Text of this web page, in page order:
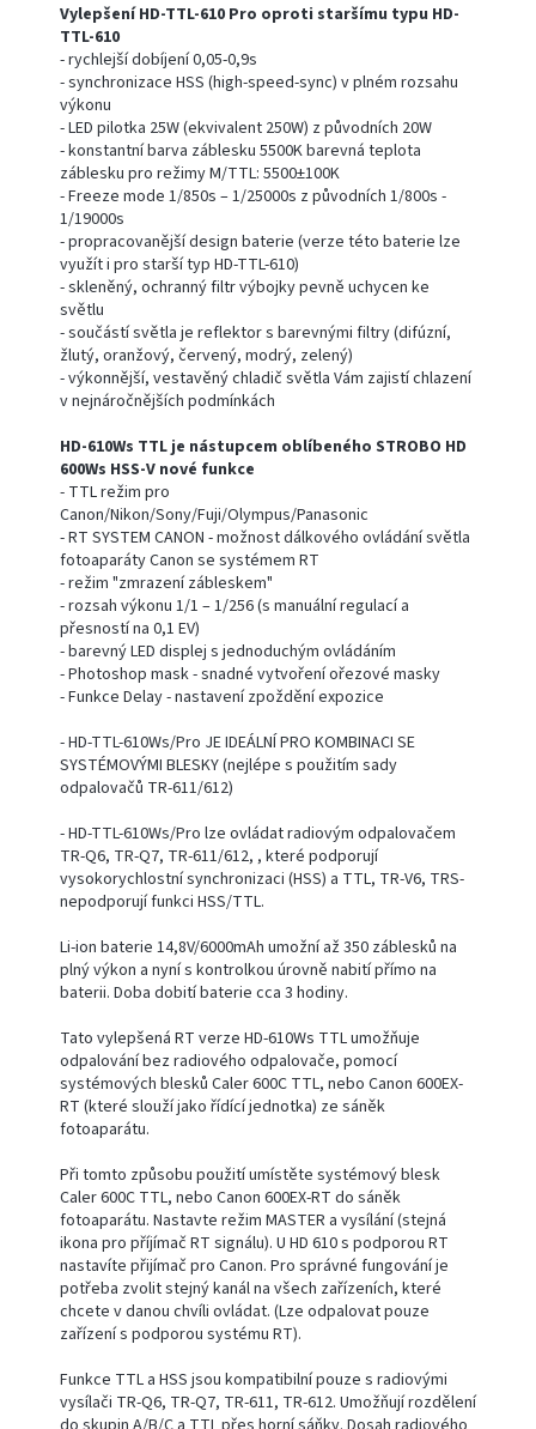
Vylepšení HD-TTL-610 Pro oproti staršímu typu HD-
TTL-610
- rychlejší dobíjení 0,05-0,9s
- synchronizace HSS (high-speed-sync) v plném rozsahu
výkonu
- LED pilotka 25W (ekvivalent 250W) z původních 20W
- konstantní barva záblesku 5500K barevná teplota
záblesku pro režimy M/TTL: 5500±100K
- Freeze mode 1/850s – 1/25000s z původních 1/800s -
1/19000s
- propracovanější design baterie (verze této baterie lze
využít i pro starší typ HD-TTL-610)
- skleněný, ochranný filtr výbojky pevně uchycen ke
světlu
- součástí světla je reflektor s barevnými filtry (difúzní,
žlutý, oranžový, červený, modrý, zelený)
- výkonnější, vestavěný chladič světla Vám zajistí chlazení
v nejnáročnějších podmínkách
HD-610Ws TTL je nástupcem oblíbeného STROBO HD
600Ws HSS-V nové funkce
- TTL režim pro
Canon/Nikon/Sony/Fuji/Olympus/Panasonic
- RT SYSTEM CANON - možnost dálkového ovládání světla
fotoaparáty Canon se systémem RT
- režim "zmrazení zábleskem"
- rozsah výkonu 1/1 – 1/256 (s manuální regulací a
přesností na 0,1 EV)
- barevný LED displej s jednoduchým ovládáním
- Photoshop mask - snadné vytvoření ořezové masky
- Funkce Delay - nastavení zpoždění expozice
- HD-TTL-610Ws/Pro JE IDEÁLNÍ PRO KOMBINACI SE
SYSTÉMOVÝMI BLESKY (nejlépe s použitím sady
odpalovačů TR-611/612)
- HD-TTL-610Ws/Pro lze ovládat radiovým odpalovačem
TR-Q6, TR-Q7, TR-611/612, , které podporují
vysokorychlostní synchronizaci (HSS) a TTL, TR-V6, TRS-
nepodporují funkci HSS/TTL.
Li-ion baterie 14,8V/6000mAh umožní až 350 záblesků na
plný výkon a nyní s kontrolkou úrovně nabití přímo na
baterii. Doba dobití baterie cca 3 hodiny.
Tato vylepšená RT verze HD-610Ws TTL umožňuje
odpalování bez radiového odpalovače, pomocí
systémových blesků Caler 600C TTL, nebo Canon 600EX-
RT (které slouží jako řídící jednotka) ze sáněk
fotoaparátu.
Při tomto způsobu použití umístěte systémový blesk
Caler 600C TTL, nebo Canon 600EX-RT do sáněk
fotoaparátu. Nastavte režim MASTER a vysílání (stejná
ikona pro příjímač RT signálu). U HD 610 s podporou RT
nastavíte přijímač pro Canon. Pro správné fungování je
potřeba zvolit stejný kanál na všech zařízeních, které
chcete v danou chvíli ovládat. (Lze odpalovat pouze
zařízení s podporou systému RT).
Funkce TTL a HSS jsou kompatibilní pouze s radiovými
vysílači TR-Q6, TR-Q7, TR-611, TR-612. Umožňují rozdělení